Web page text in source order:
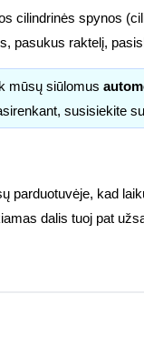
cilindrinės spynos
pasukus raktelį,
mūsų siūlomus
susisiekite
parduotuvėje, kad
dalis tuoj pat